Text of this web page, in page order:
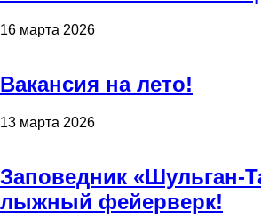
16 марта 2026
Вакансия на лето!
13 марта 2026
Заповедник «Шульган-
лыжный фейерверк!